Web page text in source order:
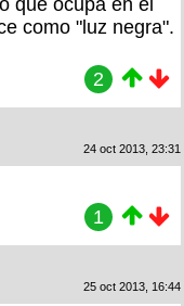
que ocupa en el
como "luz negra".
2
24 oct 2013, 23:31
1
25 oct 2013, 16:44